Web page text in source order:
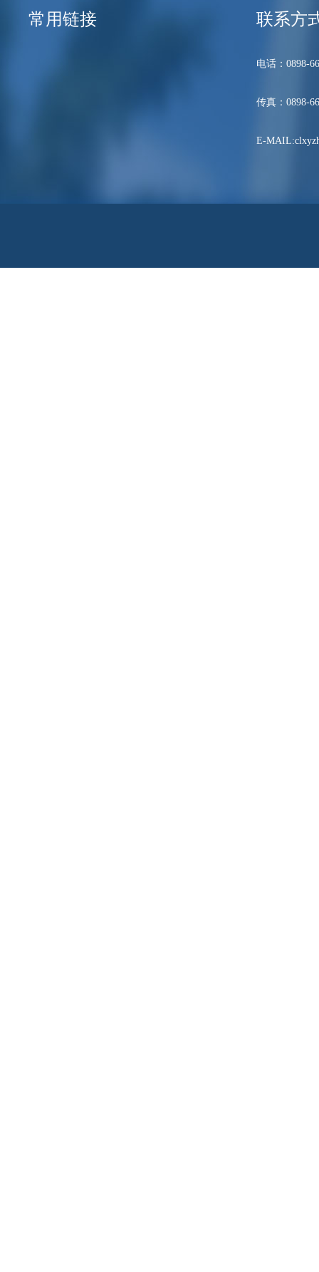
常用链接 联系方
电话：0898-
传真：0898-
E-